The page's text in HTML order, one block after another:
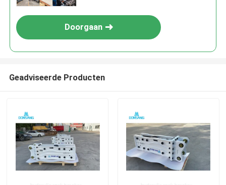
Doorgaan
Geadviseerde Producten